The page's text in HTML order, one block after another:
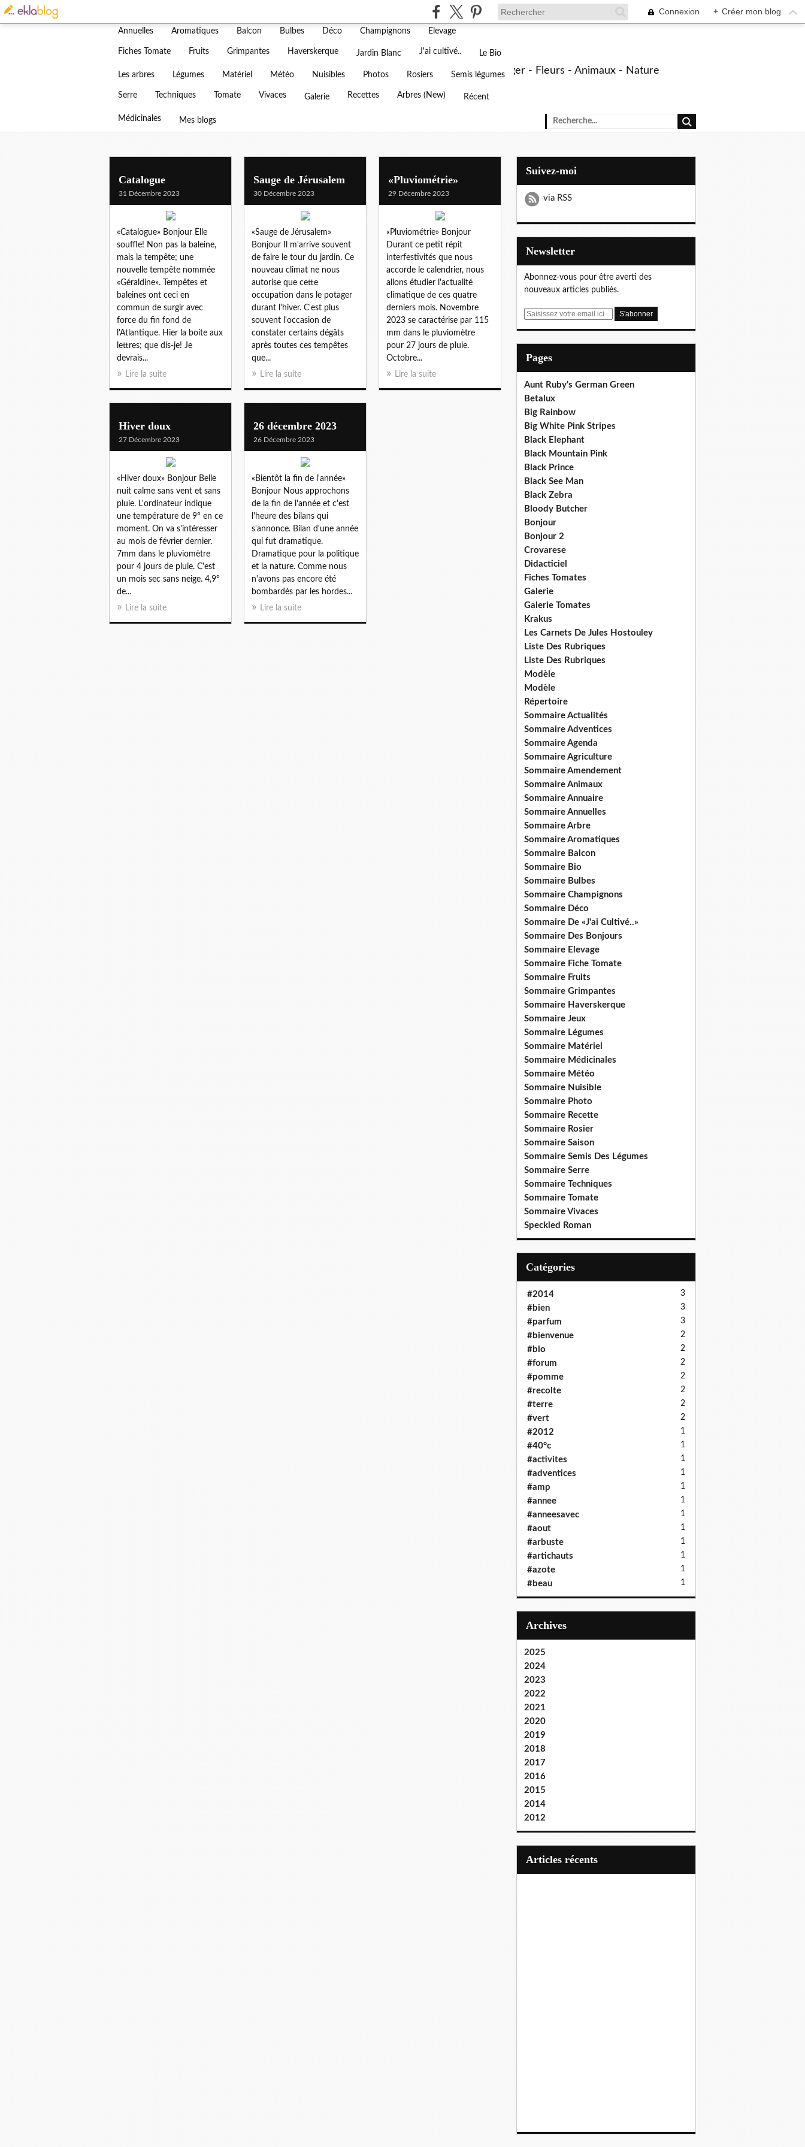
Connexion + Créer mon blog
Blog d'un jardin blanc dans l'Oise
Vous trouverez ici tout sur notre jardin fleuri et notre potager - Fleurs - Animaux - Nature
Annuaire
Annuelles Aromatiques Balcon Bulbes Déco Champignons Elevage
Fiches Tomate Fruits Grimpantes Haverskerque Jardin Blanc J'ai cultivé.. Le Bio
Les arbres Légumes Matériel Météo Nuisibles Photos Rosiers Semis légumes
Serre Techniques Tomate Vivaces Galerie Recettes Arbres (New) Récent
Médicinales Mes blogs
Catalogue
31 Décembre 2023
«Catalogue» Bonjour Elle
souffle! Non pas la baleine,
mais la tempête; une
nouvelle tempête nommée
«Géraldine». Tempêtes et
baleines ont ceci en
commun de surgir avec
force du fin fond de
l'Atlantique. Hier la boite aux
lettres; que dis-je! Je
devrais...
Lire la suite
Sauge de Jérusalem
30 Décembre 2023
«Sauge de Jérusalem»
Bonjour Il m'arrive souvent
de faire le tour du jardin. Ce
nouveau climat ne nous
autorise que cette
occupation dans le potager
durant l'hiver. C'est plus
souvent l'occasion de
constater certains dégâts
après toutes ces tempêtes
que...
Lire la suite
«Pluviométrie»
29 Décembre 2023
«Pluviométrie» Bonjour
Durant ce petit répit
interfestivités que nous
accorde le calendrier, nous
allons étudier l'actualité
climatique de ces quatre
derniers mois. Novembre
2023 se caractérise par 115
mm dans le pluviomètre
pour 27 jours de pluie.
Octobre...
Lire la suite
Hiver doux
27 Décembre 2023
«Hiver doux» Bonjour Belle
nuit calme sans vent et sans
pluie. L'ordinateur indique
une température de 9° en ce
moment. On va s'intéresser
au mois de février dernier.
7mm dans le pluviomètre
pour 4 jours de pluie. C'est
un mois sec sans neige. 4,9°
de...
Lire la suite
26 décembre 2023
26 Décembre 2023
«Bientôt la fin de l'année»
Bonjour Nous approchons
de la fin de l'année et c'est
l'heure des bilans qui
s'annonce. Bilan d'une année
qui fut dramatique.
Dramatique pour la politique
et la nature. Comme nous
n'avons pas encore été
bombardés par les hordes...
Lire la suite
Suivez-moi
via RSS
Newsletter
Abonnez-vous pour être averti des
nouveaux articles publiés.
E
Pages
Aunt Ruby's German Green
Betalux
Big Rainbow
Big White Pink Stripes
Black Elephant
Black Mountain Pink
Black Prince
Black See Man
Black Zebra
Bloody Butcher
Bonjour
Bonjour 2
Crovarese
Didacticiel
Fiches Tomates
Galerie
Galerie Tomates
Krakus
Les Carnets De Jules Hostouley
Liste Des Rubriques
Liste Des Rubriques
Modèle
Modèle
Répertoire
Sommaire Actualités
Sommaire Adventices
Sommaire Agenda
Sommaire Agriculture
Sommaire Amendement
Sommaire Animaux
Sommaire Annuaire
Sommaire Annuelles
Sommaire Arbre
Sommaire Aromatiques
Sommaire Balcon
Sommaire Bio
Sommaire Bulbes
Sommaire Champignons
Sommaire Déco
Sommaire De «J'ai Cultivé..»
Sommaire Des Bonjours
Sommaire Elevage
Sommaire Fiche Tomate
Sommaire Fruits
Sommaire Grimpantes
Sommaire Haverskerque
Sommaire Jeux
Sommaire Légumes
Sommaire Matériel
Sommaire Médicinales
Sommaire Météo
Sommaire Nuisible
Sommaire Photo
Sommaire Recette
Sommaire Rosier
Sommaire Saison
Sommaire Semis Des Légumes
Sommaire Serre
Sommaire Techniques
Sommaire Tomate
Sommaire Vivaces
Speckled Roman
Catégories
#2014 3
#bien 3
#parfum 3
#bienvenue 2
#bio 2
#forum 2
#pomme 2
#recolte 2
#terre 2
#vert 2
#2012 1
#40°c 1
#activites 1
#adventices 1
#amp 1
#annee 1
#anneesavec 1
#aout 1
#arbuste 1
#artichauts 1
#azote 1
#beau 1
Archives
2025
2024
2023
2022
2021
2020
2019
2018
2017
2016
2015
2014
2012
articles récents